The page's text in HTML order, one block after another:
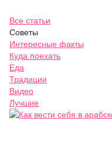
Все статьи
Советы
Интересные факты
Куда поехать
Еда
Традиции
Видео
Лучшие